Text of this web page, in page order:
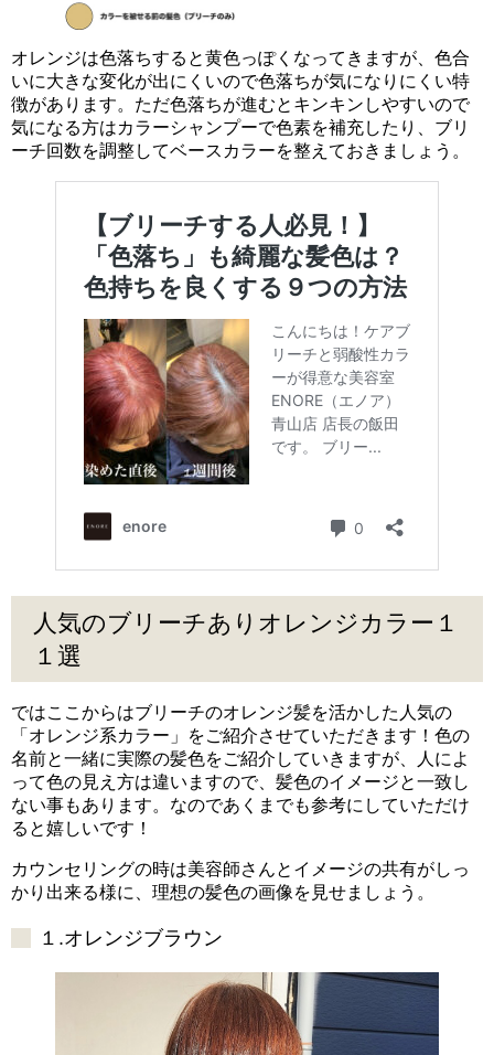
オレンジは色落ちすると黄色っぽくなってきますが、色合
いに大きな変化が出にくいので色落ちが気になりにくい特
徴があります。ただ色落ちが進むとキンキンしやすいので
気になる方はカラーシャンプーで色素を補充したり、ブリ
ーチ回数を調整してベースカラーを整えておきましょう。
人気のブリーチありオレンジカラー１
１選
ではここからはブリーチのオレンジ髪を活かした人気の
「オレンジ系カラー」をご紹介させていただきます！色の
名前と一緒に実際の髪色をご紹介していきますが、人によ
って色の見え方は違いますので、髪色のイメージと一致し
ない事もあります。なのであくまでも参考にしていただけ
ると嬉しいです！
カウンセリングの時は美容師さんとイメージの共有がしっ
かり出来る様に、理想の髪色の画像を見せましょう。
１.オレンジブラウン